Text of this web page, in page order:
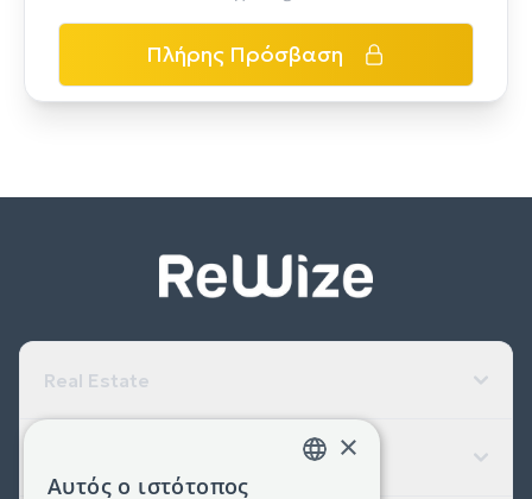
Πλήρης Πρόσβαση
Real Estate
×
Αυτός ο ιστότοπος